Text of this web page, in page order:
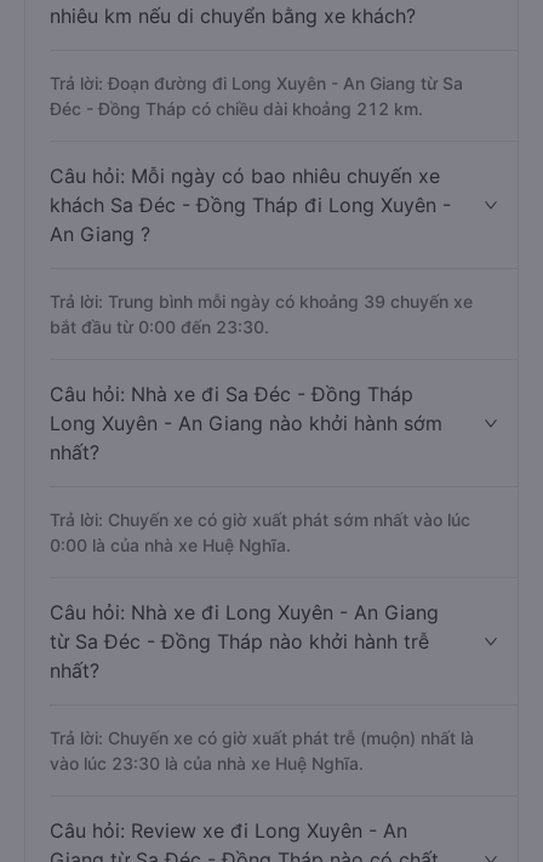
nhiêu km nếu di chuyển bằng xe khách?
Trả lời: Đoạn đường đi Long Xuyên - An Giang từ Sa
Đéc - Đồng Tháp có chiều dài khoảng 212 km.
Câu hỏi: Mỗi ngày có bao nhiêu chuyến xe
khách Sa Đéc - Đồng Tháp đi Long Xuyên -
An Giang ?
Trả lời: Trung bình mỗi ngày có khoảng 39 chuyến xe
bắt đầu từ 0:00 đến 23:30.
Câu hỏi: Nhà xe đi Sa Đéc - Đồng Tháp
Long Xuyên - An Giang nào khởi hành sớm
nhất?
Trả lời: Chuyến xe có giờ xuất phát sớm nhất vào lúc
0:00 là của nhà xe Huệ Nghĩa.
Câu hỏi: Nhà xe đi Long Xuyên - An Giang
từ Sa Đéc - Đồng Tháp nào khởi hành trễ
nhất?
Trả lời: Chuyến xe có giờ xuất phát trễ (muộn) nhất là
vào lúc 23:30 là của nhà xe Huệ Nghĩa.
Câu hỏi: Review xe đi Long Xuyên - An